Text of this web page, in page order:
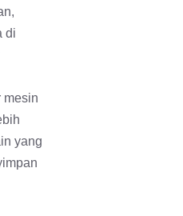
di
mesin
yang